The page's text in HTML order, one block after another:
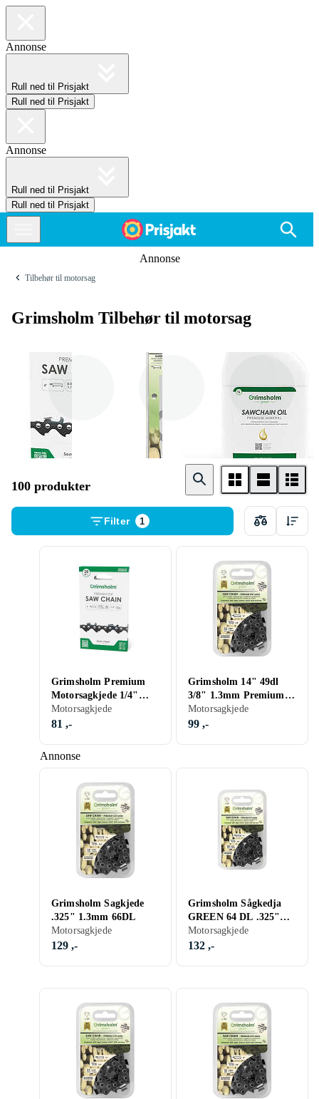
Annonse
Rull ned til Prisjakt
Rull ned til Prisjakt
Annonse
Rull ned til Prisjakt
Rull ned til Prisjakt
Annonse
Tilbehør til motorsag
Grimsholm Tilbehør til motorsag
Motorsagkjede Motorsagssverd Sagkjedeolje
100 produkter
Filter 1
Annonse
Grimsholm Premium
Motorsagkjede 1/4"
1.1mm 28DL
Motorsagkjede
81 ,-
Grimsholm 14" 49dl
3/8" 1.3mm Premium
Cut Motorsågskedja
Motorsagkjede
99 ,-
Grimsholm Sagkjede
.325" 1.3mm 66DL
Motorsagkjede
129 ,-
Grimsholm Sågkedja
GREEN 64 DL .325"
.050"/1.3mm 15"
Motorsagkjede
132 ,-